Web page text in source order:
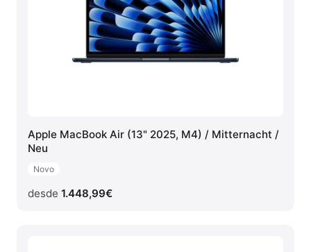
Apple MacBook Air (13" 2025, M4) / Mitternacht /
Neu
Novo
desde 1.448,99€